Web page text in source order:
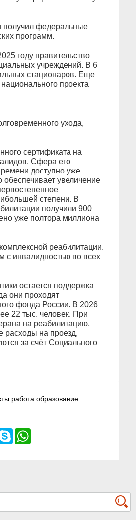
получил федеральные
программ.
году правительство
учреждений. В 6
стационаров. Еще
проекта
ухода,
сертификата на
Сфера его
доступно уже
увеличение
степени. В
получили 900
уже полтора миллиона
реабилитации.
с инвалидностью во всех
остается поддержка
они проходят
фонда России. В 2026
22 тыс. человек. При
на реабилитацию,
расходы на проезд,
за счёт Социального
работа образование
SkypeWhatsApp